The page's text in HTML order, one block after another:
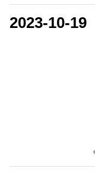
2023-10-19